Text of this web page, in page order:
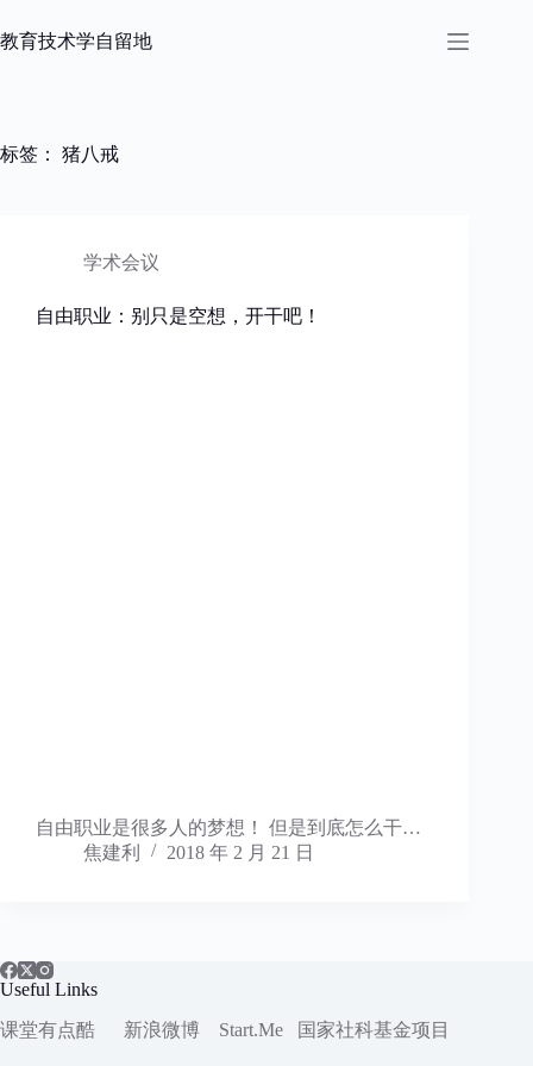
过
教育技术学自留地
标签： 猪八戒
学术会议
自由职业：别只是空想，开干吧！
自由职业是很多人的梦想！ 但是到底怎么干…
焦建利
2018 年 2 月 21 日
Useful Links
课堂有点酷
新浪微博 Start.Me 国家社科基金项目